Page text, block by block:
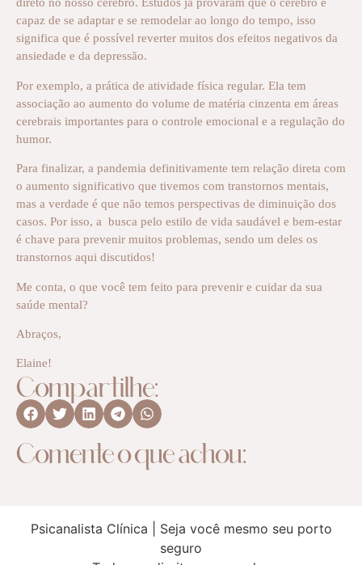
direto no nosso cérebro. Estudos já provaram que o cérebro é
capaz de se adaptar e se remodelar ao longo do tempo, isso
significa que é possível reverter muitos dos efeitos negativos da
ansiedade e da depressão.
Por exemplo, a prática de atividade física regular. Ela tem
associação ao aumento do volume de matéria cinzenta em áreas
cerebrais importantes para o controle emocional e a regulação do
humor.
Para finalizar, a pandemia definitivamente tem relação direta com
o aumento significativo que tivemos com transtornos mentais,
mas a verdade é que não temos perspectivas de diminuição dos
casos. Por isso, a busca pelo estilo de vida saudável e bem-estar
é chave para prevenir muitos problemas, sendo um deles os
transtornos aqui discutidos!
Me conta, o que você tem feito para prevenir e cuidar da sua
saúde mental?
Abraços,
Elaine!
Compartilhe:
Comente o que achou:
Psicanalista Clínica | Seja você mesmo seu porto
seguro